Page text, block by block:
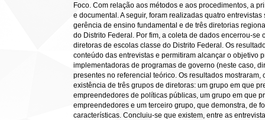
Foco. Com relação aos métodos e aos procedimentos, a
e documental. A seguir, foram realizadas quatro
gerência de ensino fundamental e de três diretorias
do Distrito Federal. Por fim, a coleta de dados encerrou-se
diretoras de escolas classe do Distrito Federal. Os
conteúdo das entrevistas e permitiram alcançar o objetivo
implementadoras de programas de governo (neste caso,
presentes no referencial teórico. Os resultados mostraram,
existência de três grupos de diretoras: um grupo em que
empreendedores de políticas públicas, um grupo em que
empreendedores e um terceiro grupo, que demonstra, de
características. Concluiu-se que existem, entre as